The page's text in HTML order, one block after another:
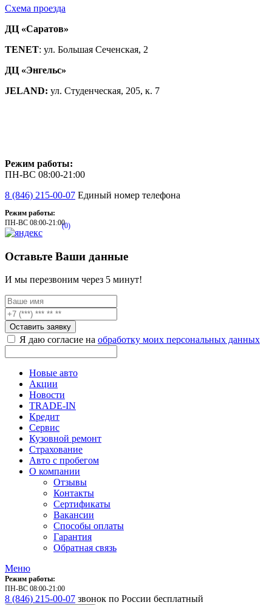
Схема проезда
ДЦ «Саратов»
TENET: ул. Большая Сеченская, 2
ДЦ «Энгельс»
JELAND: ул. Студенческая, 205, к. 7
Режим работы:
ПН-ВС 08:00-21:00
8 (846) 215-00-07 Единый номер телефона
Режим работы:
ПН-ВС 08:00-21:00(0)
Оставьте Ваши данные
И мы перезвоним через 5 минут!
Оставить заявку
Я даю согласие на обработку моих персональных данных
Новые авто
Акции
Новости
TRADE-IN
Кредит
Сервис
Кузовной ремонт
Страхование
Авто с пробегом
О компании
Отзывы
Контакты
Сертификаты
Вакансии
Способы оплаты
Гарантия
Обратная связь
Меню
Режим работы:
ПН-ВС 08:00-21:00
8 (846) 215-00-07 звонок по России бесплатный